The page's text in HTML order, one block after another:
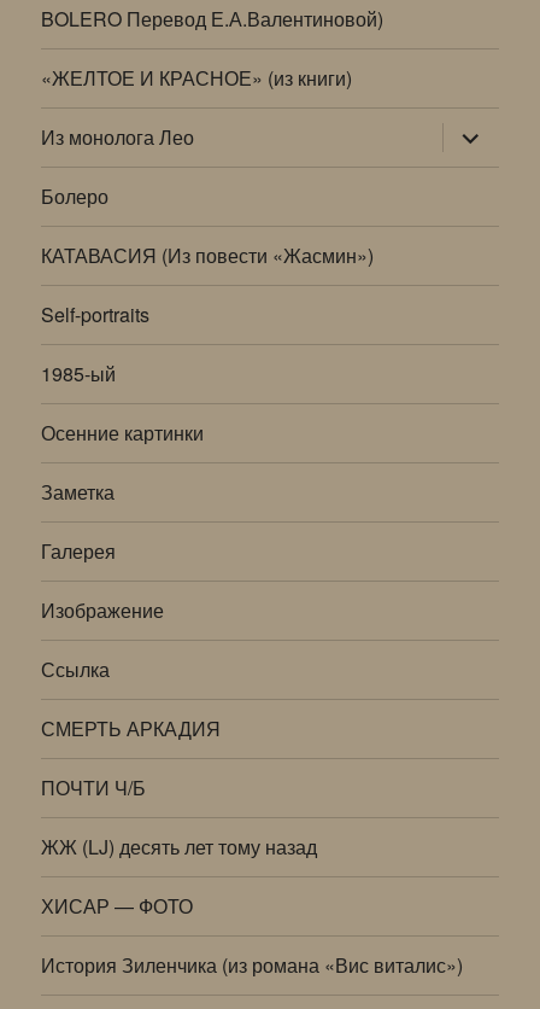
BOLERO Перевод Е.А.Валентиновой)
«ЖЕЛТОЕ И КРАСНОЕ» (из книги)
Из монолога Лео раскрыть
дочернее
меню
Болеро
КАТАВАСИЯ (Из повести «Жасмин»)
Self-portraits
1985-ый
Осенние картинки
Заметка
Галерея
Изображение
Ссылка
СМЕРТЬ АРКАДИЯ
ПОЧТИ Ч/Б
ЖЖ (LJ) десять лет тому назад
ХИСАР — ФОТО
История Зиленчика (из романа «Вис виталис»)